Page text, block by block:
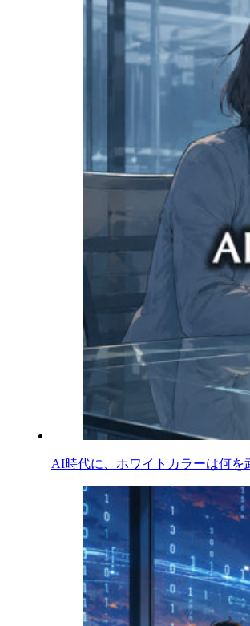
AI時代に、ホワイトカラーは何を